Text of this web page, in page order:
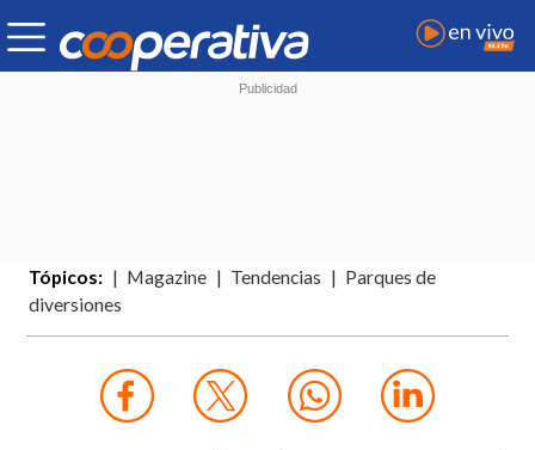
Tópicos: Magazine Tendencias
Parques de
diversiones